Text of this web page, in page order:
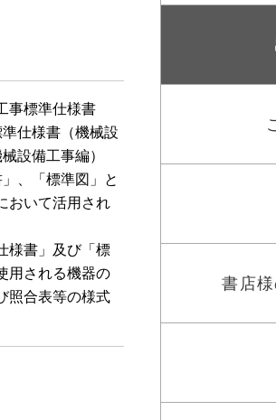
事標準仕様書
仕様書（機械設
設備工事編）
、「標準図」と
おいて活用され
様書」及び「標
用される機器の
照合表等の様式
書店